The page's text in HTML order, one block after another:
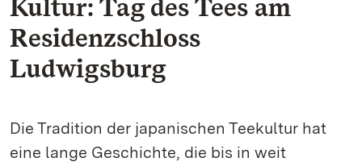
Kultur: Tag des Tees am
Residenzschloss
Ludwigsburg
Die Tradition der japanischen Teekultur hat
eine lange Geschichte, die bis in weit